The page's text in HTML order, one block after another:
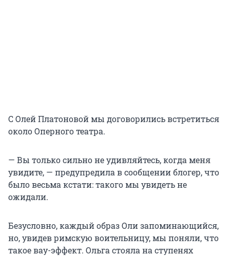
С Олей Платоновой мы договорились встретиться
около Оперного театра.
— Вы только сильно не удивляйтесь, когда меня
увидите, — предупредила в сообщении блогер, что
было весьма кстати: такого мы увидеть не
ожидали.
Безусловно, каждый образ Оли запоминающийся,
но, увидев римскую воительницу, мы поняли, что
такое вау-эффект. Ольга стояла на ступенях